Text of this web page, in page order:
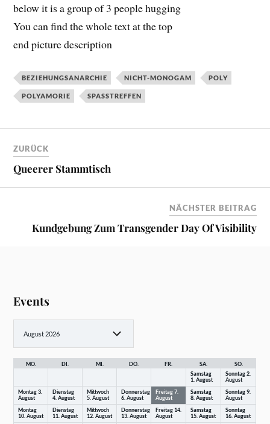
below it is a group of 3 people hugging
You can find the whole text at the top
end picture description
BEZIEHUNGSANARCHIE NICHT-MONOGAM POLY
POLYAMORIE SPASSTREFFEN
ZURÜCK
Queerer Stammtisch
NÄCHSTER BEITRAG
Kundgebung Zum Transgender Day Of Visibility
Events
MO. DI. MI. DO. FR. SA.
SO.
Samstag
1. August
Sonntag 2.
August
Montag 3.
August
Dienstag
4. August
Mittwoch
5. August
Donnerstag
6. August
Freitag 7.
August
Samstag
8. August
Sonntag 9.
August
Montag
10. August
Dienstag
11. August
Mittwoch
12. August
Donnerstag
13. August
Freitag 14.
August
Samstag
15. August
Sonntag
16. August